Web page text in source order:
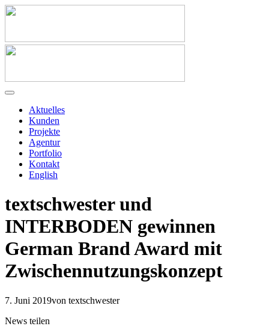
Aktuelles
Kunden
Projekte
Agentur
Portfolio
Kontakt
English
textschwester und
INTERBODEN gewinnen
German Brand Award mit
Zwischennutzungskonzept
7. Juni 2019von textschwester
News teilen